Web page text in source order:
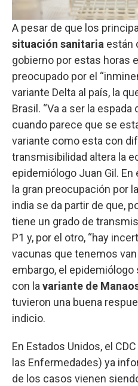
A pesar de que los
situación sanitaria están
gobierno por estas horas
preocupado por el
variante Delta al país, la
Brasil. “Va a ser la
cuando parece que se
variante como esta con
transmisibilidad altera la
epidemiólogo Juan Gil.
la gran preocupación por
india se da partir de que,
tiene un grado de
P1 y, por el otro, “hay
vacunas que tenemos van
embargo, el
con la variante de
tuvieron una buena
indicio.
En Estados Unidos, el
las Enfermedades) ya
de los casos vienen